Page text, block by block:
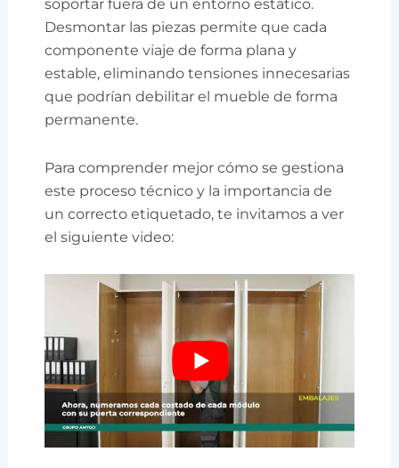
soportar fuera de un entorno estático.
Desmontar las piezas permite que cada
componente viaje de forma plana y
estable, eliminando tensiones innecesarias
que podrían debilitar el mueble de forma
permanente.
Para comprender mejor cómo se gestiona
este proceso técnico y la importancia de
un correcto etiquetado, te invitamos a ver
el siguiente video: